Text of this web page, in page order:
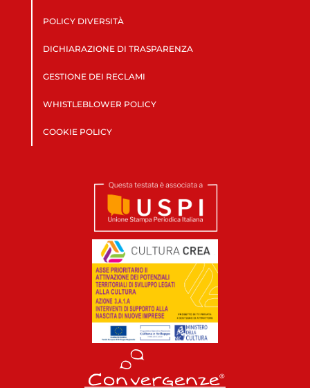
POLICY DIVERSITÀ
DICHIARAZIONE DI TRASPARENZA
GESTIONE DEI RECLAMI
WHISTLEBLOWER POLICY
COOKIE POLICY